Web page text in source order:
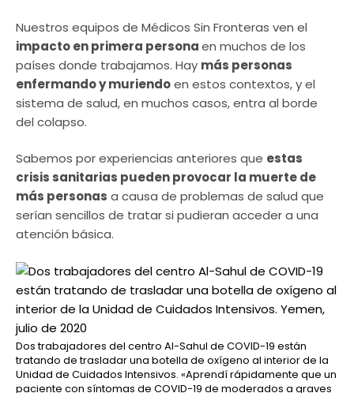
Nuestros equipos de Médicos Sin Fronteras ven el
impacto en primera personaen muchos de los
países donde trabajamos. Hay más personas
enfermando y muriendoen estos contextos, y el
sistema de salud, en muchos casos, entra al borde
del colapso.
Sabemos por experiencias anteriores que estas
crisis sanitarias pueden provocar la muerte de
más personas a causa de problemas de salud que
serían sencillos de tratar si pudieran acceder a una
atención básica.
Dos trabajadores del centro Al-Sahul de COVID-19 están
tratando de trasladar una botella de oxígeno al interior de la
Unidad de Cuidados Intensivos. «Aprendí rápidamente que un
paciente con síntomas de COVID-19 de moderados a graves